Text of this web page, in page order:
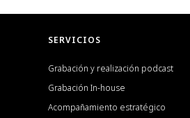
SERVICIOS
Grabación y realización podcast
Grabación In-house
Acompañamiento estratégico